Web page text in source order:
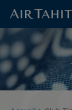
Aller
au
contenu
principal
Image